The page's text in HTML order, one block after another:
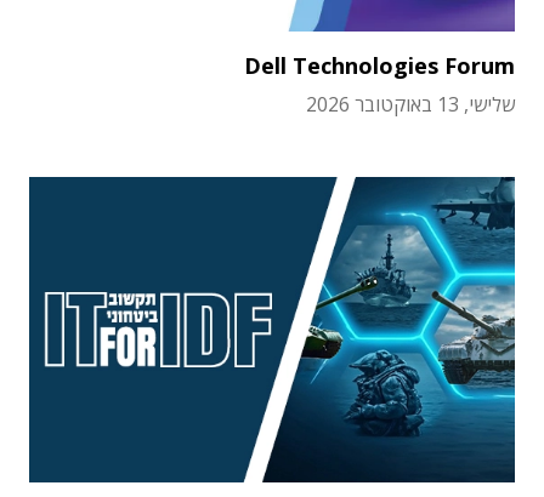
Dell Technologies Forum
שלישי, 13 באוקטובר 2026